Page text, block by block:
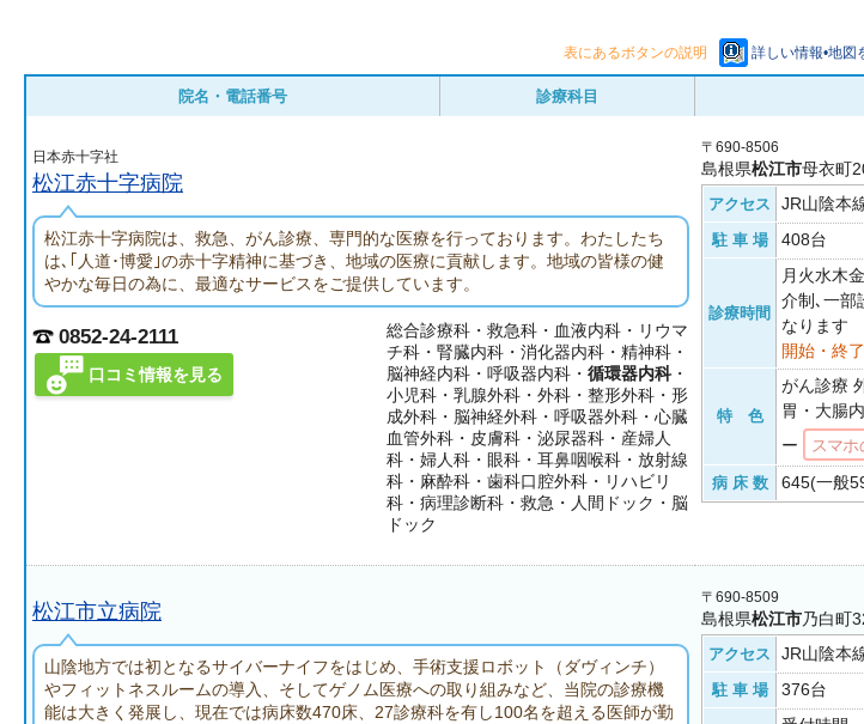
表にあるボタンの説明 詳しい情報•地図
院名・電話番号 診療科目
日本赤十字社
松江赤十字病院
松江赤十字病院は、救急、がん診療、専門的な医療を行っております。わたしたち
は､｢人道･博愛｣の赤十字精神に基づき、地域の医療に貢献します。地域の皆様の健
やかな毎日の為に、最適なサービスをご提供しています。
0852-24-2111
口コミ情報を見る
総合診療科・救急科・血液内科・リウマ
チ科・腎臓内科・消化器内科・精神科・
脳神経内科・呼吸器内科・循環器内科・
小児科・乳腺外科・外科・整形外科・形
成外科・脳神経外科・呼吸器外科・心臓
血管外科・皮膚科・泌尿器科・産婦人
科・婦人科・眼科・耳鼻咽喉科・放射線
科・麻酔科・歯科口腔外科・リハビリ
科・病理診断科・救急・人間ドック・脳
ドック
〒690-8506
島根県松江市母衣町
アクセス JR山陰本
駐 車 場 408台
診療時間
月火水木
介制､一
なります
開始・終
特 色
がん診療
胃・大腸
ー
スマ
病 床 数 645(一般
松江市立病院
山陰地方では初となるサイバーナイフをはじめ、手術支援ロボット（ダヴィンチ）
やフィットネスルームの導入、そしてゲノム医療への取り組みなど、当院の診療機
能は大きく発展し、現在では病床数470床、27診療科を有し100名を超える医師が勤
〒690-8509
島根県松江市乃白町
アクセス JR山陰本
駐 車 場 376台